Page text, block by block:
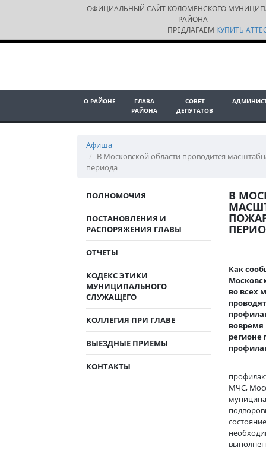
ОФИЦИАЛЬНЫЙ САЙТ КОЛОМЕНСКОГО
РАЙОНА
ПРЕДЛАГАЕМ КУПИТЬ
О РАЙОНЕ
ГЛАВА
РАЙОНА
СОВЕТ
ДЕПУТАТОВ
Афиша
В Московской области проводится
периода
ПОЛНОМОЧИЯ
ПОСТАНОВЛЕНИЯ И
РАСПОРЯЖЕНИЯ ГЛАВЫ
ОТЧЕТЫ
КОДЕКС ЭТИКИ
МУНИЦИПАЛЬНОГО
СЛУЖАЩЕГО
КОЛЛЕГИЯ ПРИ ГЛАВЕ
ВЫЕЗДНЫЕ ПРИЕМЫ
КОНТАКТЫ
В
Как
во всех
вовремя
регионе
МЧС,